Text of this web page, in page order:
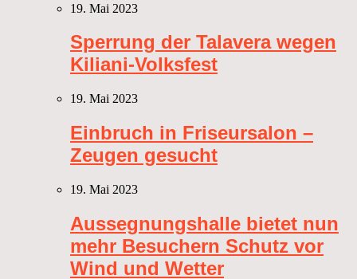
19. Mai 2023
Sperrung der Talavera wegen
Kiliani-Volksfest
19. Mai 2023
Einbruch in Friseursalon –
Zeugen gesucht
19. Mai 2023
Aussegnungshalle bietet nun
mehr Besuchern Schutz vor
Wind und Wetter